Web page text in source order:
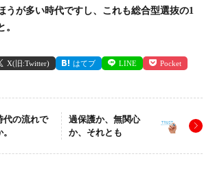
うが多い時代ですし、これも総合型選抜の1
X(旧:Twitter) はてブ LINE Pocket
代の流れで
過保護か、無関心
か、それとも